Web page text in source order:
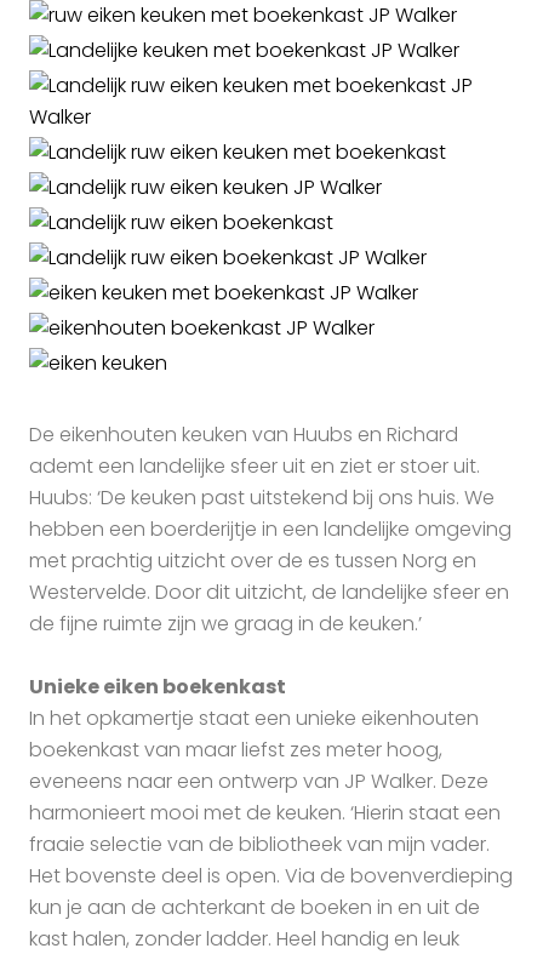
De eikenhouten keuken van Huubs en Richard
ademt een landelijke sfeer uit en ziet er stoer uit.
Huubs: ‘De keuken past uitstekend bij ons huis. We
hebben een boerderijtje in een landelijke omgeving
met prachtig uitzicht over de es tussen Norg en
Westervelde. Door dit uitzicht, de landelijke sfeer en
de fijne ruimte zijn we graag in de keuken.’
Unieke eiken boekenkast
In het opkamertje staat een unieke eikenhouten
boekenkast van maar liefst zes meter hoog,
eveneens naar een ontwerp van JP Walker. Deze
harmonieert mooi met de keuken. ‘Hierin staat een
fraaie selectie van de bibliotheek van mijn vader.
Het bovenste deel is open. Via de bovenverdieping
kun je aan de achterkant de boeken in en uit de
kast halen, zonder ladder. Heel handig en leuk